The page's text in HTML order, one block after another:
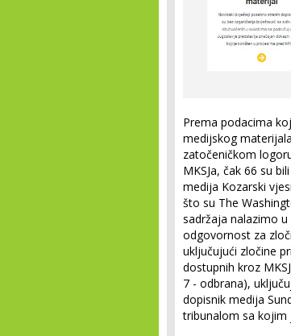
Prema podacima
medijskog
zatočeničkom
MKSJa, čak 66 su
medija Kozarski
što su The
sadržaja nalazimo
odgovornost za
uključujući zločine
dostupnih kroz
7 - odbrana),
dopisnik medija
tribunalom sa